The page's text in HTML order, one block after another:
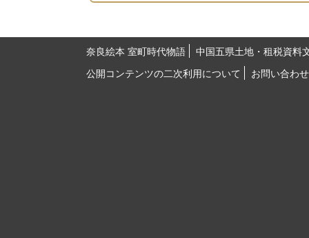
奈良絵本 室町時代物語
中国五県土地・租税資料
公開コンテンツの二次利用について
お問い合わせ